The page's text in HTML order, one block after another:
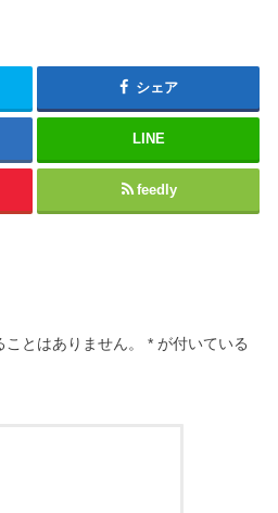
シェア
LINE
feedly
とはありません。 * が付いている